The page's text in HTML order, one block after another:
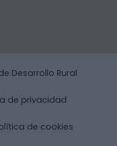
Desarrollo Rural
de privacidad
de cookies